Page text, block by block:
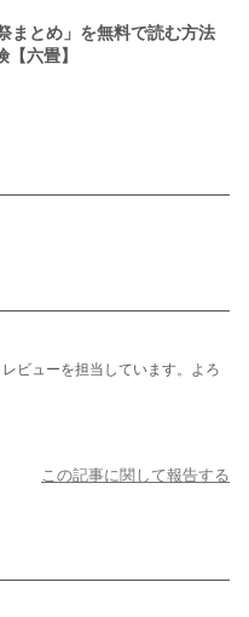
まとめ」を無料で読む方法
六畳】
ビューを担当しています。よろ
この記事に関して報告する